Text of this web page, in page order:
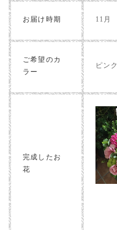
お届け時期 11月
ご希望のカ
ラー
ピンク
完成したお
花